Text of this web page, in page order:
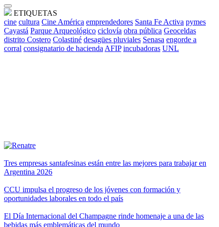
ETIQUETAS
cine cultura Cine América emprendedores Santa Fe Activa pymes
Cayastá Parque Arqueológico ciclovía obra pública Geoceldas
distrito Costero Colastiné desagües pluviales Senasa engorde a
corral consignatario de hacienda AFIP incubadoras UNL
Tres empresas santafesinas están entre las mejores para trabajar en
Argentina 2026
CCU impulsa el progreso de los jóvenes con formación y
oportunidades laborales en todo el país
El Día Internacional del Champagne rinde homenaje a una de las
bebidas más emblemáticas del mundo